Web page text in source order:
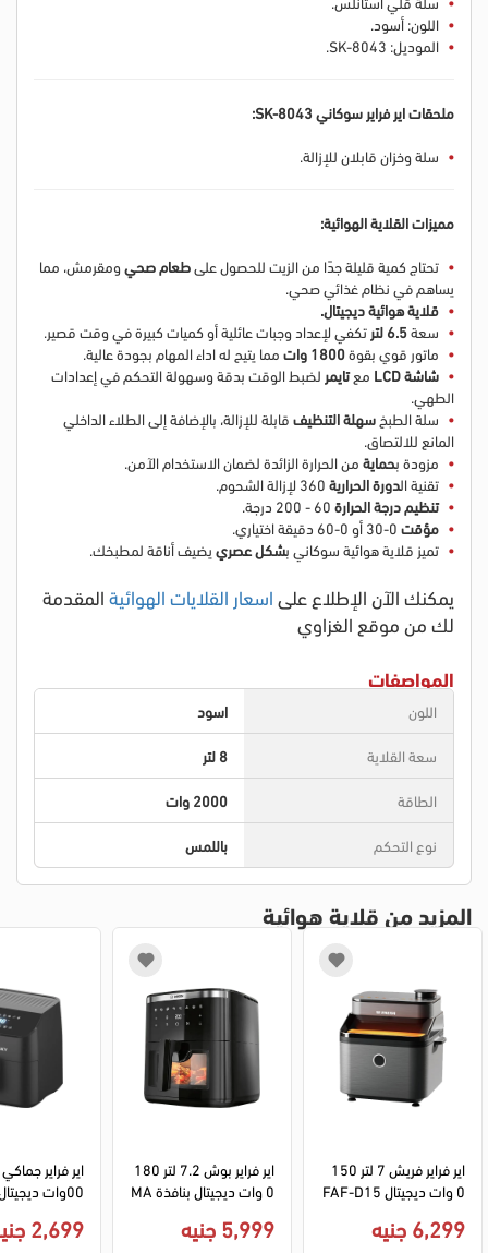
اللون: أسود.
الموديل: SK-8043.
ملحقات اير فراير سوكاني SK-8043:
سلة وخزان قابلان للإزالة.
مميزات القلاية الهوائية:
تحتاج كمية قليلة جدًا من الزيت للحصول علىطعام صحيومقرمش، مما
يساهم في نظام غذائي صحي.
قلاية هوائية ديجيتال.
سعة6.5 لتر
تكفي لإعداد وجبات عائلية أو كميات كبيرة في وقت قصير.
ماتور قوي بقوة1800 وات
مما يتيح له اداء المهام بجودة عالية.
شاشة LCD
معتايمر لضبط الوقت بدقة وسهولة التحكم في إعدادات
الطهي.
سلة الطبخسهلة التنظيفقابلة للإزالة، بالإضافة إلى الطلاء الداخلي
المانع للالتصاق.
مزودة بحمايةمن الحرارة الزائدة لضمان الاستخدام الآمن.
تقنية الدورة الحرارية
تنظيم درجة الحرارة
مؤقت
تميز قلاية هوائية سوكاني بشكل عصرييضيف أناقة لمطبخك.
يمكنك الآن الإطلاع علىاسعار القلايات الهوائيةالمقدمة
لك من موقع الغزاوي
المواصفات
اللون
اسود
سعة القلاية
8 لتر
الطاقة
2000 وات
نوع التحكم
باللمس
المزيد من قلاية هوائية
اير فراير فريش 7 لتر 150
0 وات ديجيتال FAF-D15
6,299 جنيه
اير فراير بوش 7.2 لتر 180
0 وات ديجيتال بنافذة MA
5,999 جنيه 2,699 جنيه